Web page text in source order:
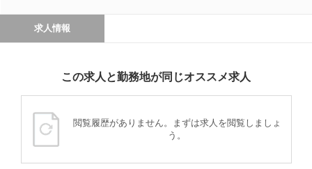
求人情報
この求人と勤務地が同じオススメ求人
閲覧履歴がありません。まずは求人を閲覧しましょ
う。